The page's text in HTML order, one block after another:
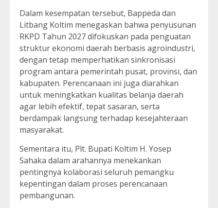
Dalam kesempatan tersebut, Bappeda dan
Litbang Koltim menegaskan bahwa penyusunan
RKPD Tahun 2027 difokuskan pada penguatan
struktur ekonomi daerah berbasis agroindustri,
dengan tetap memperhatikan sinkronisasi
program antara pemerintah pusat, provinsi, dan
kabupaten. Perencanaan ini juga diarahkan
untuk meningkatkan kualitas belanja daerah
agar lebih efektif, tepat sasaran, serta
berdampak langsung terhadap kesejahteraan
masyarakat.
Sementara itu, Plt. Bupati Koltim H. Yosep
Sahaka dalam arahannya menekankan
pentingnya kolaborasi seluruh pemangku
kepentingan dalam proses perencanaan
pembangunan.